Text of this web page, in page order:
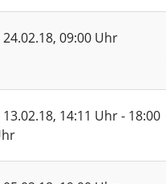
24.02.18, 09:00 Uhr
13.02.18, 14:11 Uhr- 18:00